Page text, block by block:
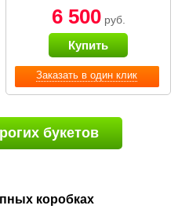
Заказать в один клик
6 500руб.
Купить
букетов
коробках